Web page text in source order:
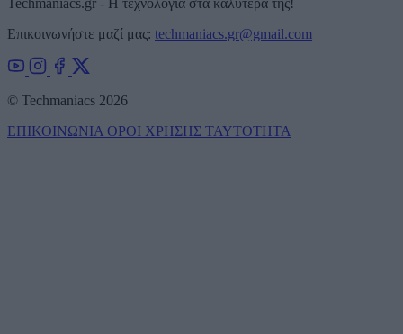
Επικοινωνήστε μαζί μας: techmaniacs.gr@gmail.com
© Techmaniacs 2026
ΕΠΙΚΟΙΝΩΝΙΑ ΟΡΟΙ ΧΡΗΣΗΣ ΤΑΥΤΟΤΗΤΑ